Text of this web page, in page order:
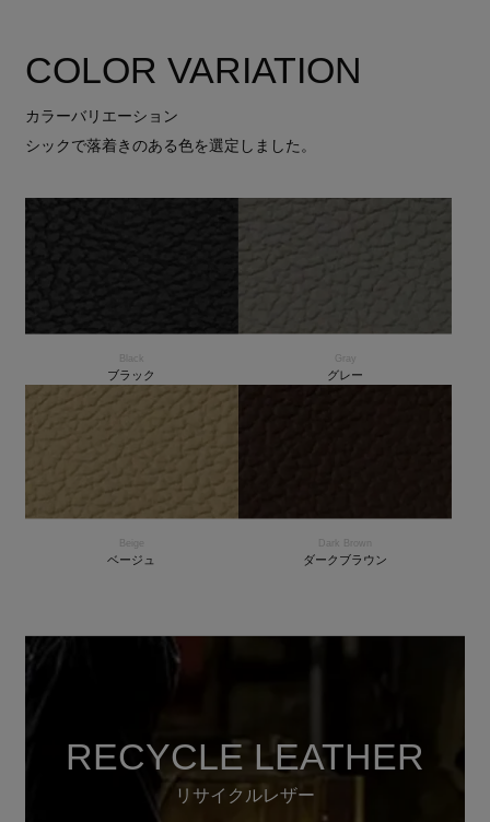
COLOR VARIATION
カラーバリエーション
シックで落着きのある色を選定しました。
ブラック
Gray
グレー
ベージュ
Dark Brown
ダークブラウン
RECYCLE LEATHER
リサイクルレザー